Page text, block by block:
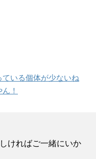
いる個体が少ないね
！
ければご一緒にいか